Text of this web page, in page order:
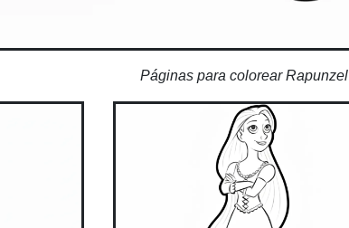
Páginas para colorear Rapunzel